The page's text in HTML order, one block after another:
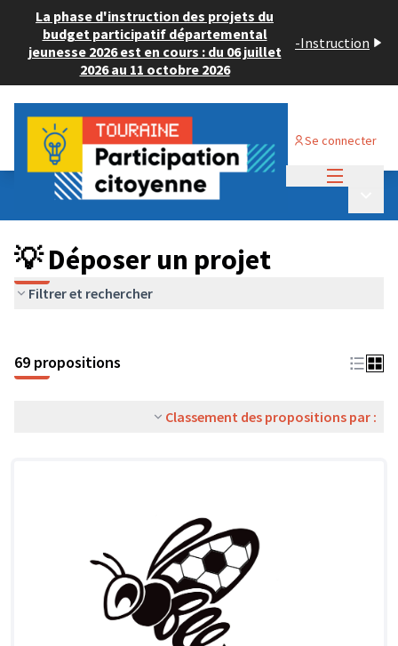
La phase d'instruction des projets du
budget participatif départemental
jeunesse 2026 est en cours : du 06 juillet
2026 au 11 octobre 2026
-Instruction
Se connecter
Budget Participatif ADULTE 2024
💡 Déposer un projet
💡 Déposer un projet
Filtrer et rechercher
69 propositions
Classement des propositions par :